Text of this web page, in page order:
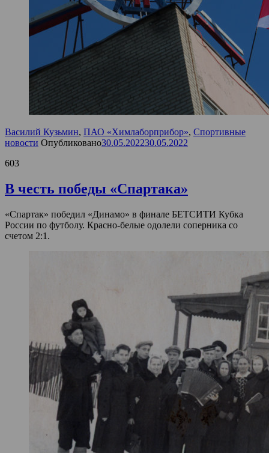
Василий Кузьмин, ПАО «Химлаборприбор», Спортивные
новости Опубликовано30.05.202230.05.2022
603
В честь победы «Спартака»
«Спартак» победил «Динамо» в финале БЕТСИТИ Кубка
России по футболу. Красно-белые одолели соперника со
счетом 2:1.